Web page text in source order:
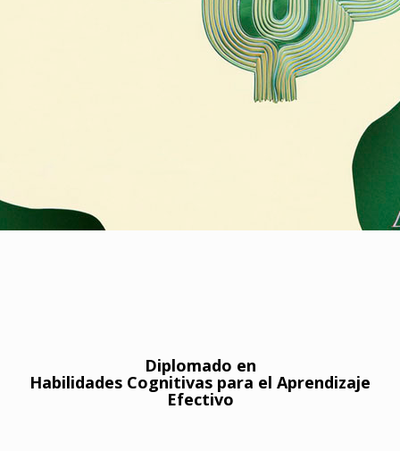
Diplomado en
Habilidades Cognitivas para el Aprendizaje
Efectivo